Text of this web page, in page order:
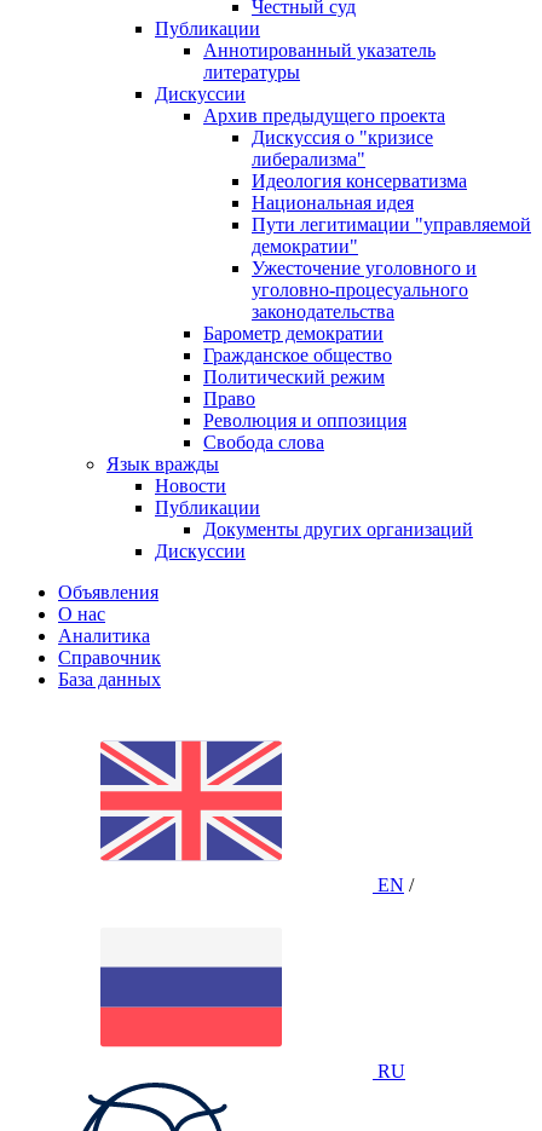
Честный суд
Публикации
Аннотированный указатель
литературы
Дискуссии
Архив предыдущего проекта
Дискуссия о "кризисе
либерализма"
Идеология консерватизма
Национальная идея
Пути легитимации "управляемой
демократии"
Ужесточение уголовного и
уголовно-процесуального
законодательства
Барометр демократии
Гражданское общество
Политический режим
Право
Революция и оппозиция
Свобода слова
Язык вражды
Новости
Публикации
Документы других организаций
Дискуссии
Объявления
О нас
Аналитика
Справочник
База данных
EN /
RU